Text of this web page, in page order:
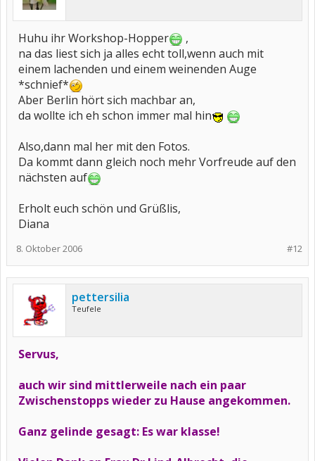
Huhu ihr Workshop-Hopper
,
na das liest sich ja alles echt toll,wenn auch mit
einem lachenden und einem weinenden Auge
*schnief*
Aber Berlin hört sich machbar an,
da wollte ich eh schon immer mal hin
Also,dann mal her mit den Fotos.
Da kommt dann gleich noch mehr Vorfreude auf den
nächsten auf
Erholt euch schön und Grüßlis,
Diana
#12
8. Oktober 2006
pettersilia
Teufele
Servus,
auch wir sind mittlerweile nach ein paar
Zwischenstopps wieder zu Hause angekommen.
Ganz gelinde gesagt: Es war klasse!